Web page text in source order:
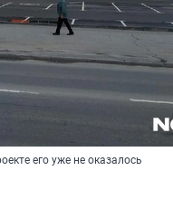
его уже не оказалось